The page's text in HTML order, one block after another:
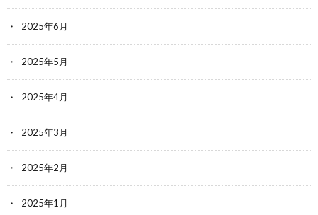
2025年6月
2025年5月
2025年4月
2025年3月
2025年2月
2025年1月